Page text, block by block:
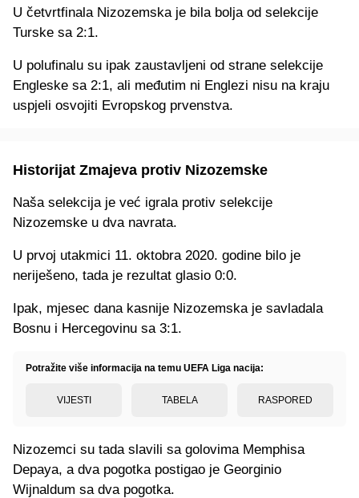
U četvrtfinala Nizozemska je bila bolja od selekcije
Turske sa 2:1.
U polufinalu su ipak zaustavljeni od strane selekcije
Engleske sa 2:1, ali međutim ni Englezi nisu na kraju
uspjeli osvojiti Evropskog prvenstva.
Historijat Zmajeva protiv Nizozemske
Naša selekcija je već igrala protiv selekcije
Nizozemske u dva navrata.
U prvoj utakmici 11. oktobra 2020. godine bilo je
neriješeno, tada je rezultat glasio 0:0.
Ipak, mjesec dana kasnije Nizozemska je savladala
Bosnu i Hercegovinu sa 3:1.
Potražite više informacija na temu UEFA Liga nacija:
VIJESTI TABELA RASPORED
Nizozemci su tada slavili sa golovima Memphisa
Depaya, a dva pogotka postigao je Georginio
Wijnaldum sa dva pogotka.